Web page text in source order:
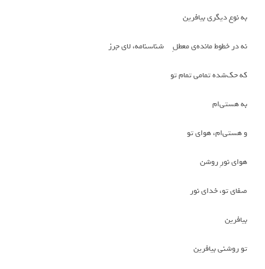
به نوع دیگری بیافرین
نه در خطوط مانده‌ی معطلِ شناسنامه، لای جرز
که حک‌شده تمامی تمام تو
به هستی‌ام
و هستی‌ام، هوای تو
هوای نورِ روشن
صفای تو، خدای نور
بیافرین
تو روشنی بیافرین